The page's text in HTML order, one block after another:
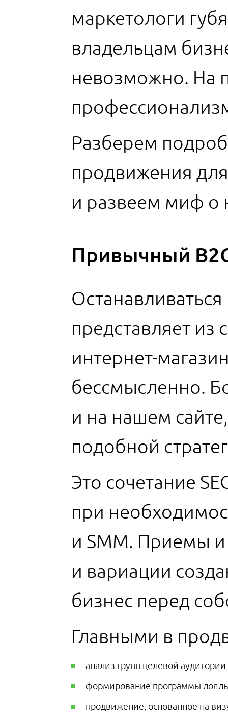
маркетологи
владельцам
невозможно. На
Разберем
продвижения
и развеем миф о
Привычный
представляет из
интернет-
бессмысленно.
и на нашем
подобной
Это сочетание
при
и SMM. Приемы
и вариации
бизнес перед
Главными в
анализ групп целевой
формирование программы
продвижение, основанное на